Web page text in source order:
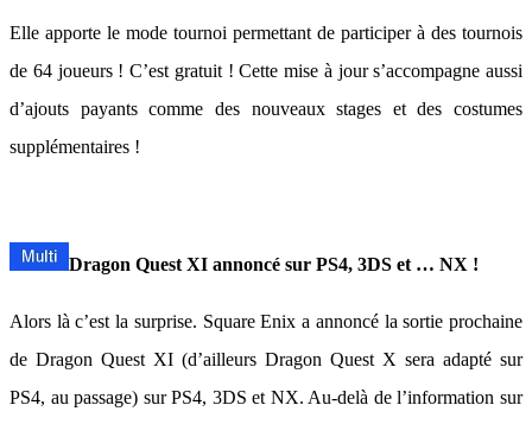
Elle apporte le mode tournoi permettant de participer à des tournois
de 64 joueurs ! C’est gratuit ! Cette mise à jour s’accompagne aussi
d’ajouts payants comme des nouveaux stages et des costumes
supplémentaires !
Dragon Quest XI annoncé sur PS4, 3DS et … NX !
Alors là c’est la surprise. Square Enix a annoncé la sortie prochaine
de Dragon Quest XI (d’ailleurs Dragon Quest X sera adapté sur
PS4, au passage) sur PS4, 3DS et NX. Au-delà de l’information sur